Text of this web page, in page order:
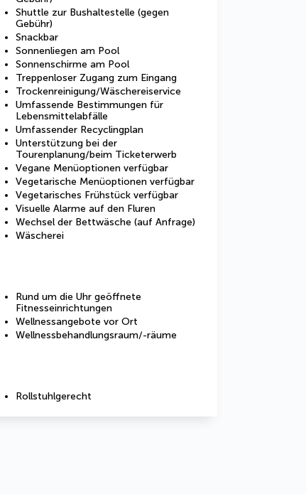
Shuttle zur Bushaltestelle (gegen
Gebühr)
Snackbar
Sonnenliegen am Pool
Sonnenschirme am Pool
Treppenloser Zugang zum Eingang
Trockenreinigung/Wäschereiservice
Umfassende Bestimmungen für
Lebensmittelabfälle
Umfassender Recyclingplan
Unterstützung bei der
Tourenplanung/beim Ticketerwerb
Vegane Menüoptionen verfügbar
Vegetarische Menüoptionen verfügbar
Vegetarisches Frühstück verfügbar
Visuelle Alarme auf den Fluren
Wechsel der Bettwäsche (auf Anfrage)
Wäscherei
Rund um die Uhr geöffnete
Fitnesseinrichtungen
Wellnessangebote vor Ort
Wellnessbehandlungsraum/-räume
Rollstuhlgerecht